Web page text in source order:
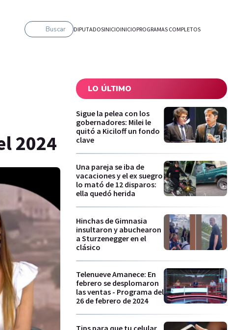
Buscar DIPUTADOSINICIOINICIOPROGRAMAS COMPLETOS
2024
LO ÚLTIMO
Sigue la pelea con los
gobernadores: Milei le
quitó a Kiciloff un fondo
clave
Una pareja se iba de
vacaciones y el ex suegro
lo mató de 12 disparos:
ella quedó herida
Hinchas de Gimnasia
insultaron y abuchearon
a Sturzenegger en el
clásico
Telenueve Amanece: En
febrero se desplomaron
las ventas - Programa del
26 de febrero de 2024